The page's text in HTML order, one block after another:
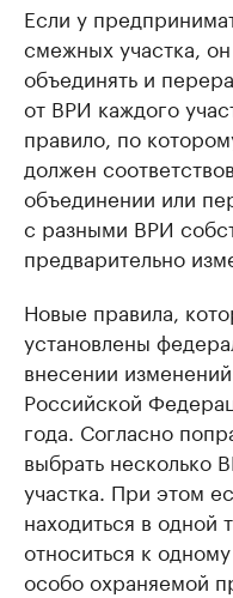
Если у
смежных участка,
объединять и
от ВРИ каждого
правило, по
должен
объединении или
с разными ВРИ
предварительно
Новые правила,
установлены
внесении
Российской
года. Согласно
выбрать несколько
участка. При этом
находиться в одной
относиться к
особо охраняемой